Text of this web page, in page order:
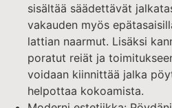
sisältää säädettävät
vakauden myös
lattian naarmut. Lisäksi
poratut reiät ja
voidaan kiinnittää jalka
helpottaa kokoamista.